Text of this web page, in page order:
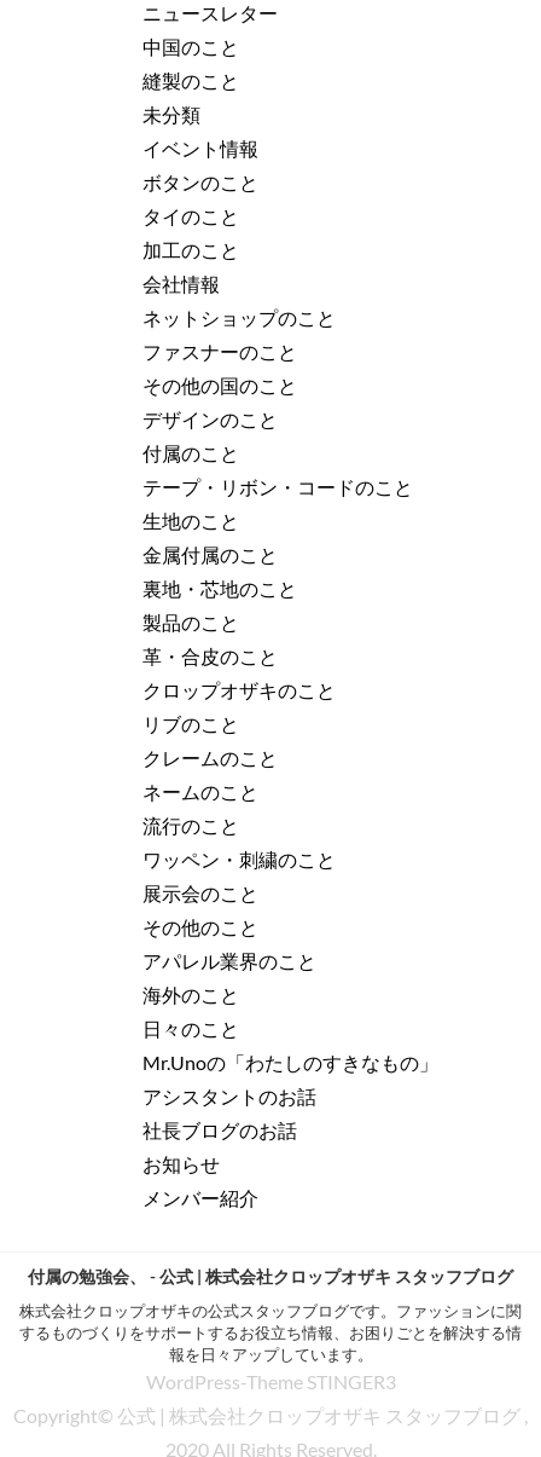
ニュースレター
中国のこと
縫製のこと
未分類
イベント情報
ボタンのこと
タイのこと
加工のこと
会社情報
ネットショップのこと
ファスナーのこと
その他の国のこと
デザインのこと
付属のこと
テープ・リボン・コードのこと
生地のこと
金属付属のこと
裏地・芯地のこと
製品のこと
革・合皮のこと
クロップオザキのこと
リブのこと
クレームのこと
ネームのこと
流行のこと
ワッペン・刺繍のこと
展示会のこと
その他のこと
アパレル業界のこと
海外のこと
日々のこと
Mr.Unoの「わたしのすきなもの」
アシスタントのお話
社長ブログのお話
お知らせ
メンバー紹介
付属の勉強会、 - 公式 | 株式会社クロップオザキ スタッフブログ
株式会社クロップオザキの公式スタッフブログです。ファッションに関
するものづくりをサポートするお役立ち情報、お困りごとを解決する情
報を日々アップしています。
WordPress-Theme STINGER3
Copyright© 公式 | 株式会社クロップオザキ スタッフブログ ,
2020 All Rights Reserved.